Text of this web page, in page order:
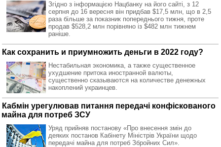
Згідно з інформацією Нацбанку на його сайті, з 12
серпня до 16 вересня він придбав $17,5 млн, що в 2,5
раза більше за показник попереднього тижня, проте
продав $528,2 млн порівняно із $482 млн тижнем
раніше.
Как сохранить и приумножить деньги в 2022 году?
Нестабильная экономика, а также существенное
ухудшение притока иностранной валюты,
существенно сказываются на количестве денежных
накоплений украинцев.
Кабмін урегулював питання передачі конфіскованого
майна для потреб ЗСУ
Уряд прийняв постанову «Про внесення змін до
деяких постанов Кабінету Міністрів України щодо
передачі майна для потреб Збройних Сил».